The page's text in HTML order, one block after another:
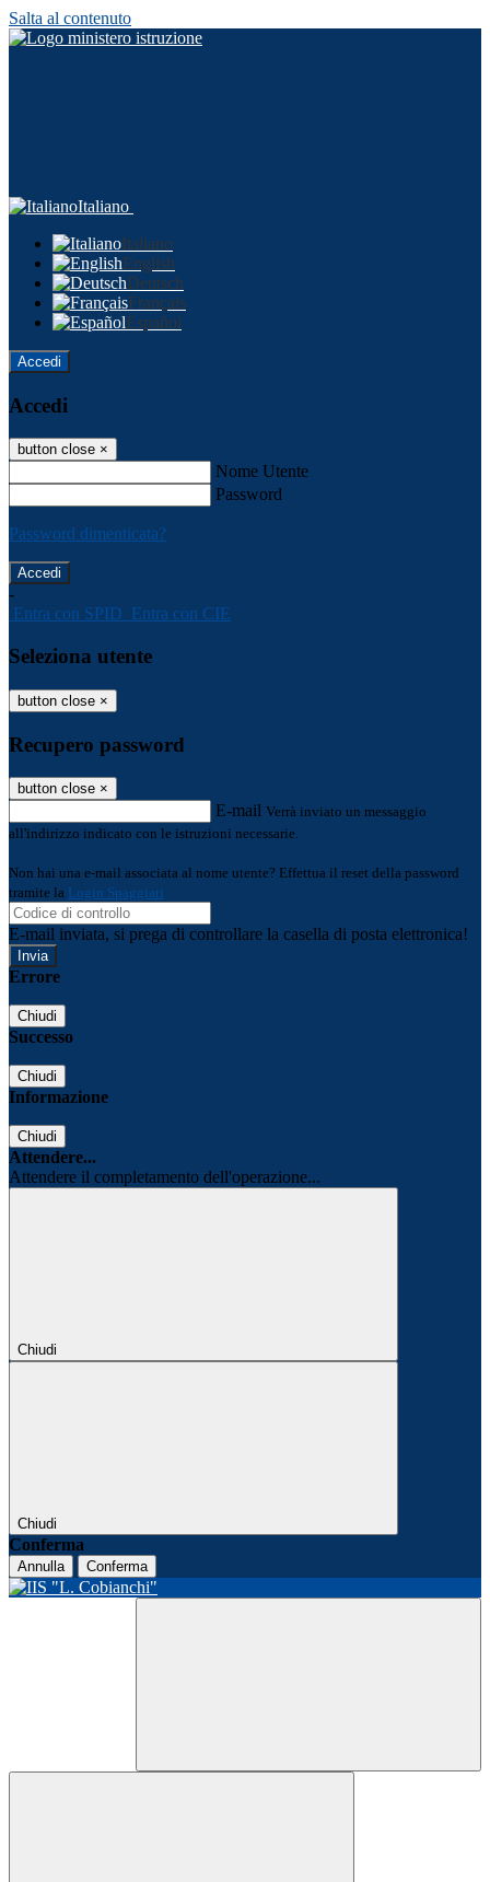
Salta al contenuto
Italiano
Italiano
English
Deutsch
Français
Español
Accedi
Accedi
button close ×
Nome Utente
Password
Password dimenticata?
-
Entra con SPID Entra con CIE
Seleziona utente
button close ×
Recupero password
button close ×
E-mail Verrà inviato un messaggio
all'indirizzo indicato con le istruzioni necessarie.
Non hai una e-mail associata al nome utente? Effettua il reset della password
tramite la Login Spaggiari
E-mail inviata, si prega di controllare la casella di posta elettronica!
Errore
Chiudi
Successo
Chiudi
Informazione
Chiudi
Attendere...
Attendere il completamento dell'operazione...
Chiudi
Chiudi
Conferma
Annulla Conferma